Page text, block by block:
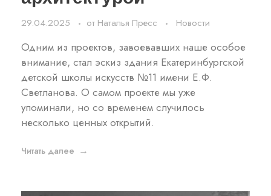
29.04.2025 от Наталья Пресс Новости
Одним из проектов, завоевавших наше особое
внимание, стал эскиз здания Екатеринбургской
детской школы искусств №11 имени Е.Ф.
Светланова. О самом проекте мы уже
упоминали, но со временем случилось
несколько ценных открытий.
Читать далее